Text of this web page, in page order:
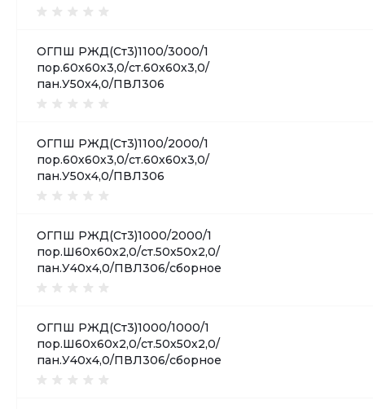
ОГПШ РЖД(Ст3)1100/3000/1
пор.60х60х3,0/ст.60х60х3,0/
пан.У50х4,0/ПВЛ306
ОГПШ РЖД(Ст3)1100/2000/1
пор.60х60х3,0/ст.60х60х3,0/
пан.У50х4,0/ПВЛ306
ОГПШ РЖД(Ст3)1000/2000/1
пор.Ш60х60х2,0/ст.50х50х2,0/
пан.У40х4,0/ПВЛ306/сборное
ОГПШ РЖД(Ст3)1000/1000/1
пор.Ш60х60х2,0/ст.50х50х2,0/
пан.У40х4,0/ПВЛ306/сборное